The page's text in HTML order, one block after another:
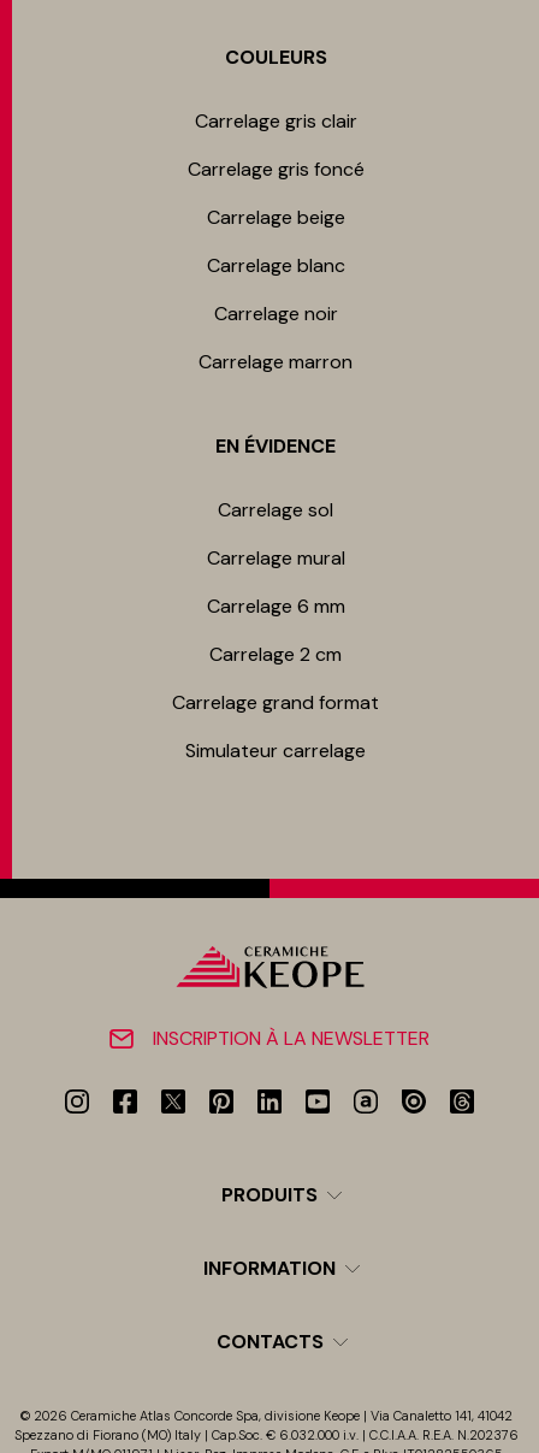
COULEURS
Carrelage gris clair
Carrelage gris foncé
Carrelage beige
Carrelage blanc
Carrelage noir
Carrelage marron
EN ÉVIDENCE
Carrelage sol
Carrelage mur​al
Carrelage 6 mm
Carrelage 2 cm
Carrelage grand format
Simulateur carrelage
INSCRIPTION À LA NEWSLETTER
PRODUITS
INFORMATION
CONTACTS
© 2026 Ceramiche Atlas Concorde Spa, divisione Keope | Via Canaletto 141, 41042
Spezzano di Fiorano (MO) Italy | Cap.Soc. € 6.032.000 i.v. | C.C.I.A.A. R.E.A. N.202376